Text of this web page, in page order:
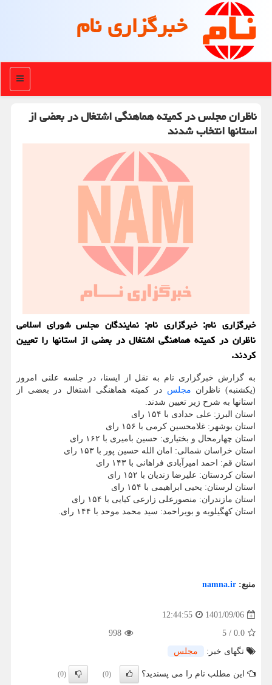
خبرگزاری نام
منو
ناظران مجلس در کمیته هماهنگی اشتغال در بعضی از
استانها انتخاب شدند
خبرگزاری نام: خبرگزاری نام: نمایندگان مجلس شورای اسلامی
ناظران در کمیته هماهنگی اشتغال در بعضی از استانها را تعیین
کردند.
به گزارش خبرگزاری نام به نقل از ایسنا، در جلسه علنی امروز
(یکشنبه) ناظران مجلس در کمیته هماهنگی اشتغال در بعضی از
استانها به شرح زیر تعیین شدند.
استان البرز: علی حدادی با ۱۵۴ رای
استان بوشهر: غلامحسین کرمی با ۱۵۶ رای
استان چهارمحال و بختیاری: حسین بامیری با ۱۶۲ رای
استان خراسان شمالی: امان الله حسین پور با ۱۵۳ رای
استان قم: احمد امیرآبادی فراهانی با ۱۴۳ رای
استان کردستان: علیرضا زندیان با ۱۵۲ رای
استان لرستان: یحیی ابراهیمی با ۱۵۴ رای
استان مازندران: منصورعلی زارعی کیایی با ۱۵۴ رای
استان کهگیلویه و بویراحمد: سید محمد موحد با ۱۴۴ رای.
منبع: namna.ir
1401/09/06
12:44:55
0.0
/
5
998
تگهای خبر:
مجلس
این مطلب نام را می پسندید؟ (0)
(0)